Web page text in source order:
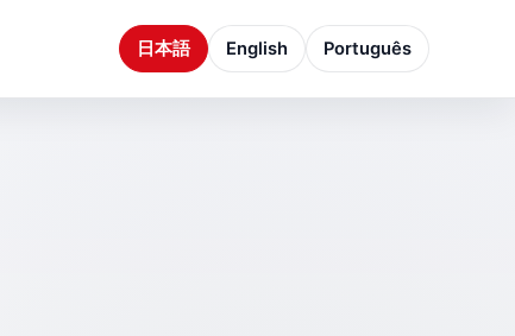
日本語 English Português